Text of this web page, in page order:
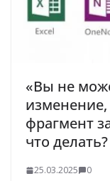
«Вы не
фрагмент
что делать?
25.03.2025 0